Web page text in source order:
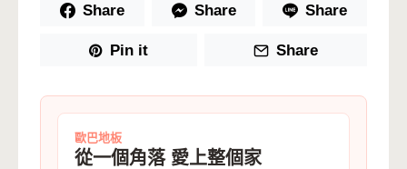
Share Share Share
Pin it Share
歐巴地板
從一個角落 愛上整個家